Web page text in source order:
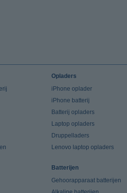
Opladers
iPhone oplader
iPhone batterij
Batterij opladers
Laptop opladers
Druppelladers
Lenovo laptop opladers
Batterijen
Gehoorapparaat batterijen